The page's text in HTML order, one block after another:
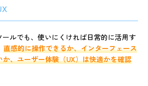
ールでも、使いにくければ日常的に活用す
直感的に操作できるか、インターフェース
、ユーザー体験（UX）は快適かを確認